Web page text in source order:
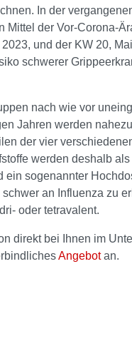
In der
Mittel der Vor-Corona-
und der KW 20,
schwerer
nach wie vor
Jahren werden
der vier
werden deshalb als
sogenannter
an Influenza zu
oder tetravalent.
direkt bei Ihnen im
Angebotan.